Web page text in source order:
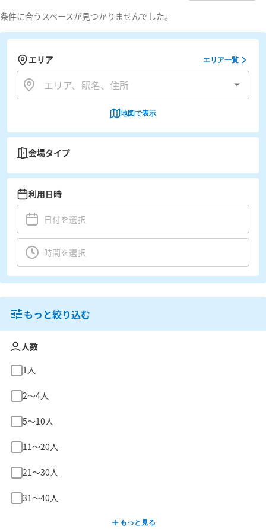
条件に合うスペースが見つかりませんでした。
エリア エリア一覧
地図で表示
会場タイプ
利用日時
もっと絞り込む
人数
1人
2〜4人
5〜10人
11〜20人
21〜30人
31〜40人
もっと見る